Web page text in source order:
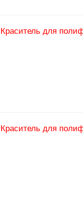
Краситель для
Краситель для